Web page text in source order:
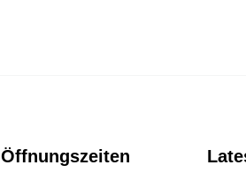
Öffnungszeiten